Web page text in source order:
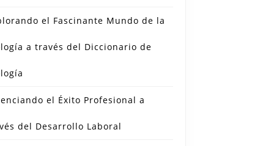
el Fascinante Mundo de la
a través del Diccionario de
el Éxito Profesional a
del Desarrollo Laboral